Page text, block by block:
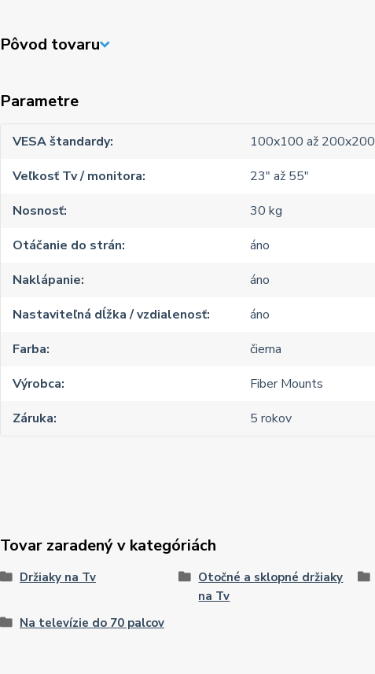
Pôvod tovaru
Parametre
VESA štandardy
100x100 až 200x200
Veľkosť Tv / monitora
23" až 55"
Nosnosť
30 kg
Otáčanie do strán
áno
Naklápanie
áno
Nastaviteľná dĺžka / vzdialenosť
áno
Farba
čierna
Výrobca
Fiber Mounts
Záruka
5 rokov
Tovar zaradený v kategóriách
Držiaky na Tv
Otočné a sklopné držiaky
na Tv
Na televízie do 70 palcov